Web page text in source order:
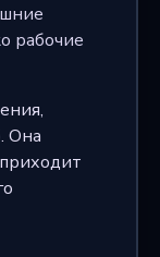
рабочие
Она